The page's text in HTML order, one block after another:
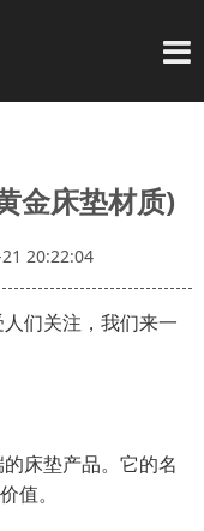
导
金床垫材质)
20:22:04
们关注，我们来一
床垫产品。它的名
值。